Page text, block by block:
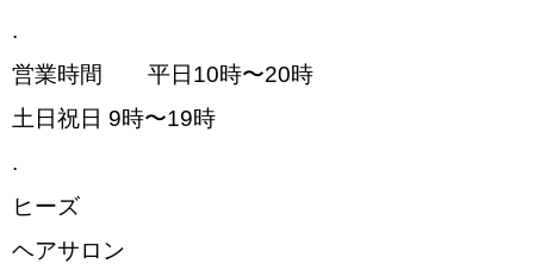
.
営業時間 平日10時〜20時
土日祝日 9時〜19時
.
ヒーズ
ヘアサロン